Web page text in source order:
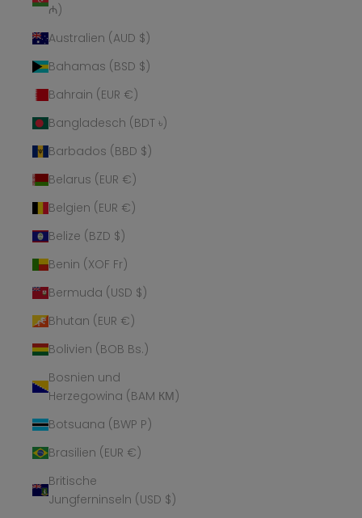
₼)
Australien (AUD $)
Bahamas (BSD $)
Bahrain (EUR €)
Bangladesch (BDT ৳)
Barbados (BBD $)
Belarus (EUR €)
Belgien (EUR €)
Belize (BZD $)
Benin (XOF Fr)
Bermuda (USD $)
Bhutan (EUR €)
Bolivien (BOB Bs.)
Bosnien und
Herzegowina (BAM КМ)
Botsuana (BWP P)
Brasilien (EUR €)
Britische
Jungferninseln (USD $)